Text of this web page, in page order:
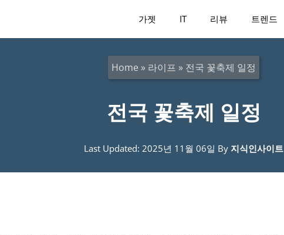
가젯 IT 리뷰 트렌드
Home » 라이프 » 전국 꽃축제 일정
전국 꽃축제 일정
Last Updated: 2025년 11월 06일 By 지식인사이트